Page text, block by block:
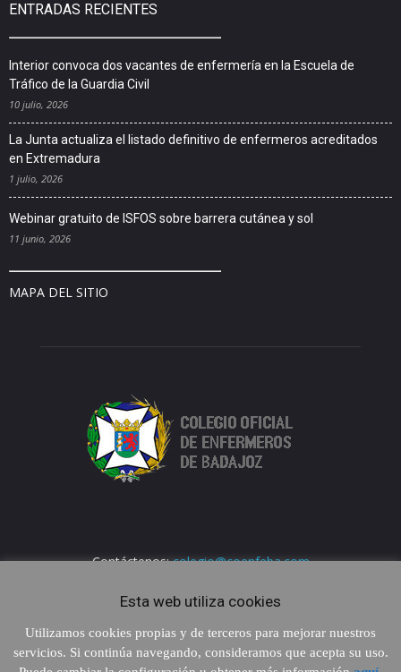
ENTRADAS RECIENTES
Interior convoca dos vacantes de enfermería en la Escuela de
Tráfico de la Guardia Civil
10 julio, 2026
La Junta actualiza el listado definitivo de enfermeros acreditados
en Extremadura
1 julio, 2026
Webinar gratuito de ISFOS sobre barrera cutánea y sol
11 junio, 2026
MAPA DEL SITIO
Contáctenos:colegio@coenfeba.com
Esta web utiliza cookies
Utilizamos cookies propias y de terceros para mejorar nuestros
servicios. Si continúa navegando, consideramos que acepta su uso.